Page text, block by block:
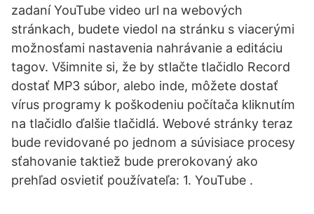
zadaní YouTube video url na webových
stránkach, budete viedol na stránku s viacerými
možnosťami nastavenia nahrávanie a editáciu
tagov. Všimnite si, že by stlačte tlačidlo Record
dostať MP3 súbor, alebo inde, môžete dostať
vírus programy k poškodeniu počítača kliknutím
na tlačidlo ďalšie tlačidlá. Webové stránky teraz
bude revidované po jednom a súvisiace procesy
sťahovanie taktiež bude prerokovaný ako
prehľad osvietiť používateľa: 1. YouTube .